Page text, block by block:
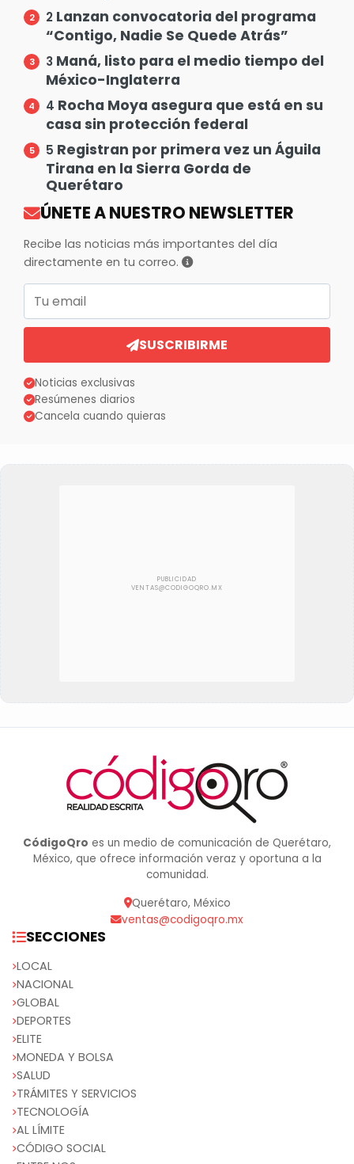
2 Lanzan convocatoria del programa
“Contigo, Nadie Se Quede Atrás”
3 Maná, listo para el medio tiempo del
México-Inglaterra
4 Rocha Moya asegura que está en su
casa sin protección federal
5 Registran por primera vez un Águila
Tirana en la Sierra Gorda de
Querétaro
ÚNETE A NUESTRO NEWSLETTER
Recibe las noticias más importantes del día
directamente en tu correo.
Correo electrónico
SUSCRIBIRME
Noticias exclusivas
Resúmenes diarios
Cancela cuando quieras
CódigoQro es un medio de comunicación de Querétaro,
México, que ofrece información veraz y oportuna a la
comunidad.
Querétaro, México
ventas@codigoqro.mx
SECCIONES
LOCAL
NACIONAL
GLOBAL
DEPORTES
ELITE
MONEDA Y BOLSA
SALUD
TRÁMITES Y SERVICIOS
TECNOLOGÍA
AL LÍMITE
CÓDIGO SOCIAL